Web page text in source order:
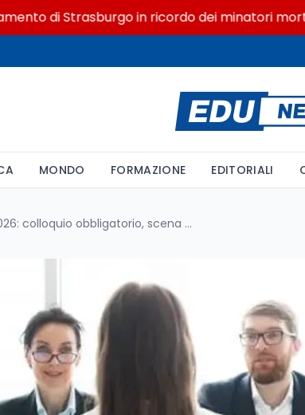
Strasburgo in ricordo dei minatori morti a
MONDO FORMAZIONE EDITORIALI
Maturità 2026: colloquio obbligatorio, scena muta e compensi commissari